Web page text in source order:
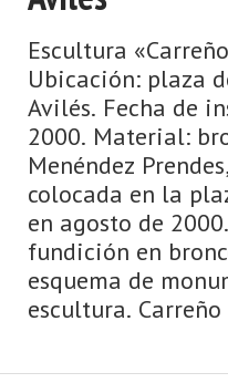
Escultura
Ubicación: plaza
Avilés. Fecha de
2000. Material:
Menéndez
colocada en la
en agosto de
fundición en
esquema de
escultura.
a ...